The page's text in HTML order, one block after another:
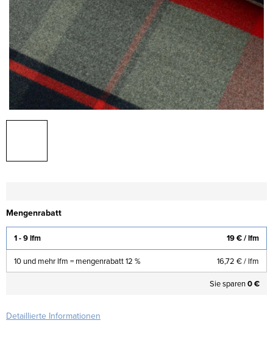
Mengenrabatt
1 - 9 lfm 19 €/ lfm
10 und mehr lfm = mengenrabatt 12 % 16,72 €/ lfm
Sie sparen0 €
Detaillierte Informationen